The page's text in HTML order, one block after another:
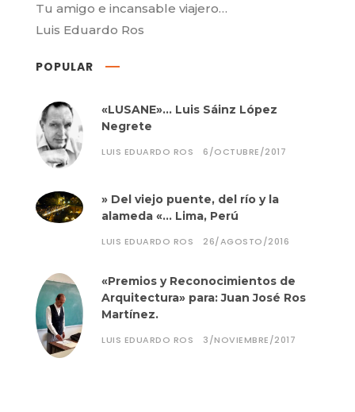
Tu amigo e incansable viajero…
Luis Eduardo Ros
POPULAR
«LUSANE»… Luis Sáinz López
Negrete
LUIS EDUARDO ROS 6/OCTUBRE/2017
» Del viejo puente, del río y la
alameda «… Lima, Perú
LUIS EDUARDO ROS 26/AGOSTO/2016
«Premios y Reconocimientos de
Arquitectura» para: Juan José Ros
Martínez.
LUIS EDUARDO ROS 3/NOVIEMBRE/2017